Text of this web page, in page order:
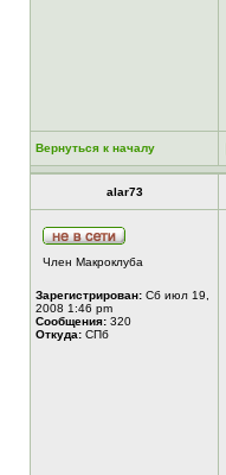
Вернуться к началу
alar73
Член Макроклуба
Зарегистрирован: Сб июл 19,
2008 1:46 pm
Сообщения: 320
Откуда: СПб